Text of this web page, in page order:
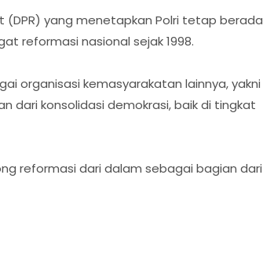
(DPR) yang menetapkan Polri tetap berada
reformasi nasional sejak 1998.
organisasi kemasyarakatan lainnya, yakni
dari konsolidasi demokrasi, baik di tingkat
reformasi dari dalam sebagai bagian dari